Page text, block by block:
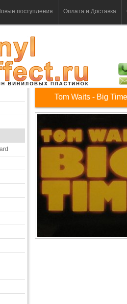
поступления Оплата и Доставка
Tom Waits - Big Time